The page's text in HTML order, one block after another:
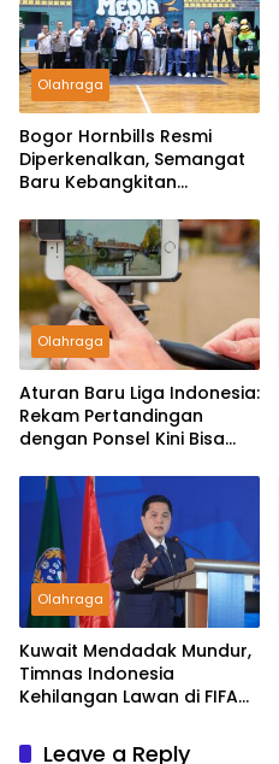
Olahraga
Bogor Hornbills Resmi
Diperkenalkan, Semangat
Baru Kebangkitan
Kabupaten Bogor
Olahraga
Aturan Baru Liga Indonesia:
Rekam Pertandingan
dengan Ponsel Kini Bisa
Olahraga
Kuwait Mendadak Mundur,
Timnas Indonesia
Kehilangan Lawan di FIFA
Leave a Reply